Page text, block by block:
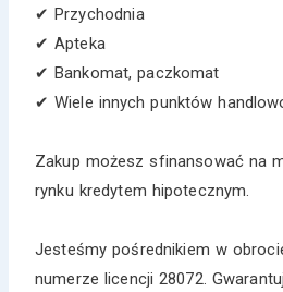
✔ Przychodnia
✔ Apteka
✔ Bankomat, paczkomat
✔ Wiele innych punktów
Zakup możesz sfinansować na
rynku kredytem hipotecznym.
Jesteśmy pośrednikiem w
numerze licencji 28072.